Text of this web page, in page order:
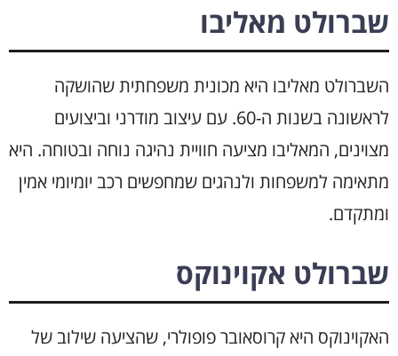
שברולט מאליבו
השברולט מאליבו היא מכונית משפחתית שהושקה
לראשונה בשנות ה-60. עם עיצוב מודרני וביצועים
מצוינים, המאליבו מציעה חוויית נהיגה נוחה ובטוחה. היא
מתאימה למשפחות ולנהגים שמחפשים רכב יומיומי אמין
ומתקדם.
שברולט אקוינוקס
האקוינוקס היא קרוסאובר פופולרי, שהציעה שילוב של